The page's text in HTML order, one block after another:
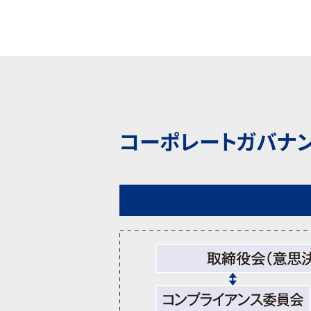
コーポレートガバナ